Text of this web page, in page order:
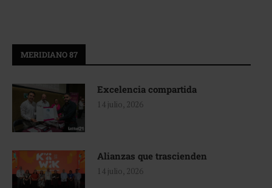
MERIDIANO 87
Excelencia compartida
14 julio, 2026
Alianzas que trascienden
14 julio, 2026